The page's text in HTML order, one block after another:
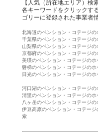
【人気（所在地エリア）検
各キーワードをクリックす
ゴリーに登録された事業者
北海道のペンション・コテージ
千葉県のペンション・コテージ
山梨県のペンション・コテージ
京都府のペンション・コテージ
美瑛のペンション・コテージのホ
磐梯のペンション・コテージのホ
日光のペンション・コテージの
河口湖のペンション・コテージ
清里のペンション・コテージのホ
八ヶ岳のペンション・コテージ
伊豆高原のペンション・コテー
索